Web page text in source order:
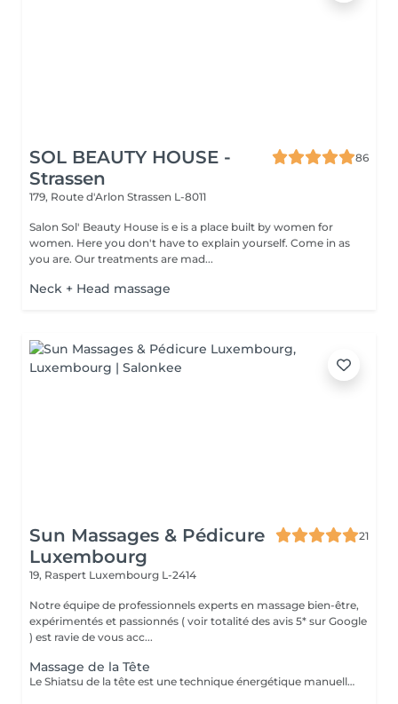
SOL BEAUTY HOUSE -
Strassen
86
179, Route d'Arlon Strassen L-8011
Salon Sol' Beauty House is e is a place built by women for
women. Here you don't have to explain yourself. Come in as
you are. Our treatments are mad...
Neck + Head massage
Sun Massages & Pédicure
Luxembourg
21
19, Raspert Luxembourg L-2414
Notre équipe de professionnels experts en massage bien-être,
expérimentés et passionnés ( voir totalité des avis 5* sur Google
) est ravie de vous acc...
Massage de la Tête
Le Shiatsu de la tête est une technique énergétique manuelle du crâne, du visage et de la nuque qui permet d'harmoniser l'énergie dans les deux hémisphères du cerveau. Ce soin libère le flux de l'énergie subtile dans le corps, améliore la circulation. La technique consiste en la stimulation des points énergétiques de la zone par des petites pressions digitales et le drainage lymphatique pour évacuer les toxines par des mouvements glissés. Ce soin du visage est rajeunissant et très complet. Il permet de détoxifier la peau et de la rendre plus lisse et éclatante. Cette technique plonge le receveur dans une relaxation profonde qui renforce les capacités d'auto-guérison de l'organisme qui se ressource grâce au repos procuré par le soin. Le Shiatsu de la tête est indiqué dans les cas de : troubles du sommeil, stress, anxiété, nervosité, déprime, tristesse, tensions du cou et des épaules, fatigue oculaire et auditive, maux de tête, ...